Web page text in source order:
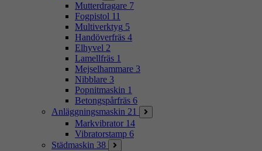
Mutterdragare 7
Fogpistol 11
Multiverktyg 5
Handöverfräs 4
Elhyvel 2
Lamellfräs 1
Mejselhammare 3
Nibblare 3
Popnitmaskin 1
Betongspårfräs 6
Anläggningsmaskin 21
Markvibrator 14
Vibratorstamp 6
Städmaskin 38